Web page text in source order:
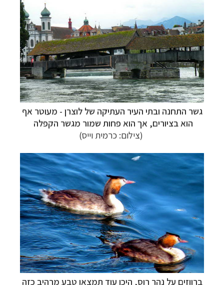
גשר התחנה ובתי העיר העתיקה של לוצרן - מעוטר אף
הוא בציורים, אך הוא פחות שמור מגשר הקפלה
(צילום: כרמית וייס)
ברווזים על נהר רוס, היכן עוד תמצאו טבע מרהיב כזה